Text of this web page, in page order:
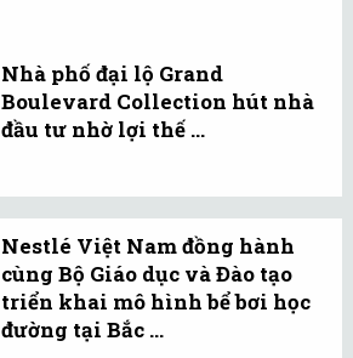
Nhà phố đại lộ Grand
Boulevard Collection hút nhà
đầu tư nhờ lợi thế ...
Nestlé Việt Nam đồng hành
cùng Bộ Giáo dục và Đào tạo
triển khai mô hình bể bơi học
đường tại Bắc ...